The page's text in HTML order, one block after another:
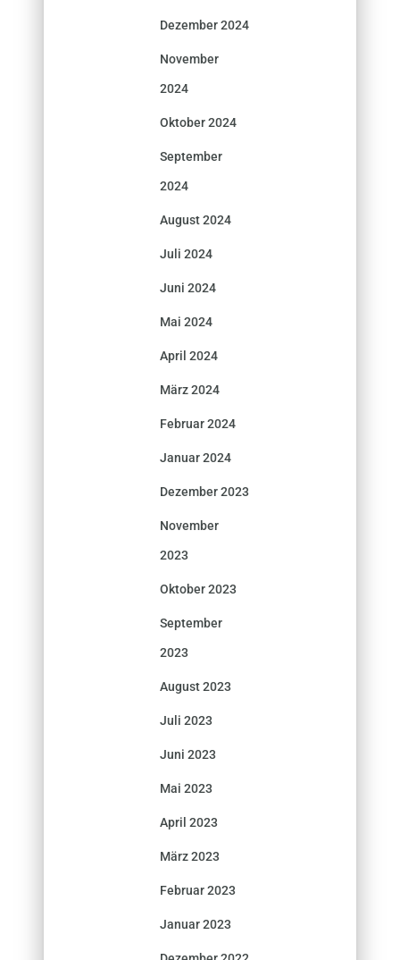
Dezember 2024
November
2024
Oktober 2024
September
2024
August 2024
Juli 2024
Juni 2024
Mai 2024
April 2024
März 2024
Februar 2024
Januar 2024
Dezember 2023
November
2023
Oktober 2023
September
2023
August 2023
Juli 2023
Juni 2023
Mai 2023
April 2023
März 2023
Februar 2023
Januar 2023